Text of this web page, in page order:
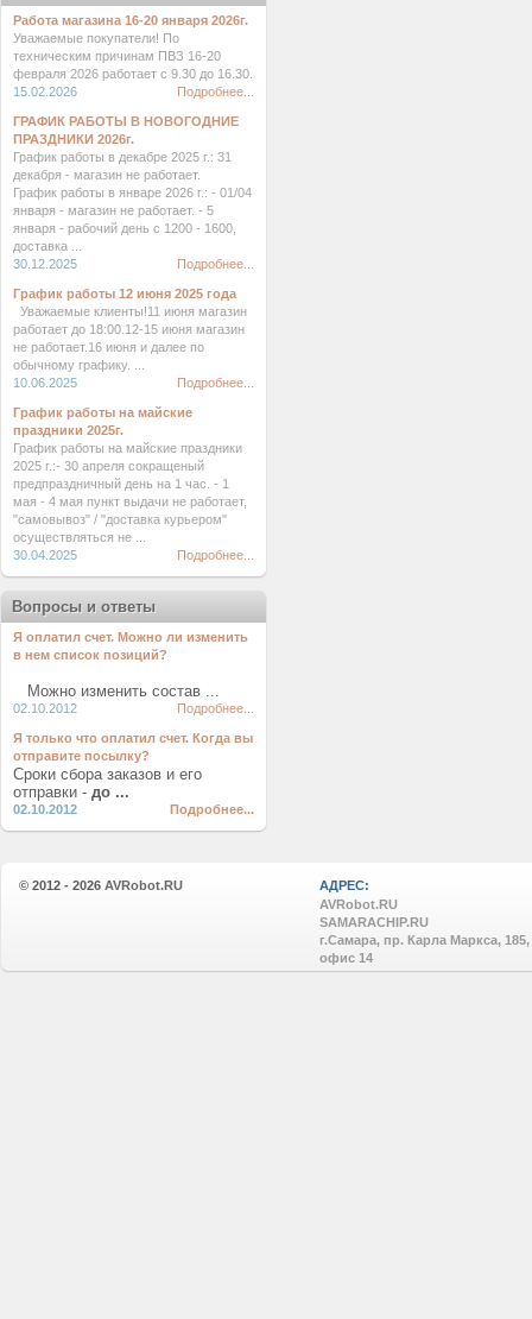
Работа магазина 16-20 января 2026г.
Уважаемые покупатели! По
техническим причинам ПВЗ 16-20
февраля 2026 работает с 9.30 до 16.30.
15.02.2026
Подробнее...
ГРАФИК РАБОТЫ В НОВОГОДНИЕ
ПРАЗДНИКИ 2026г.
График работы в декабре 2025 г.: 31
декабря - магазин не работает.
График работы в январе 2026 г.: - 01/04
января - магазин не работает. - 5
января - рабочий день с 1200 - 1600,
доставка ...
30.12.2025
Подробнее...
График работы 12 июня 2025 года
Уважаемые клиенты!11 июня магазин
работает до 18:00.12-15 июня магазин
не работает.16 июня и далее по
обычному графику. ...
10.06.2025
Подробнее...
График работы на майские
праздники 2025г.
График работы на майские праздники
2025 г.:- 30 апреля сокращеный
предпраздничный день на 1 час. - 1
мая - 4 мая пункт выдачи не работает,
"самовывоз" / "доставка курьером"
осуществляться не ...
30.04.2025
Подробнее...
Вопросы и ответы
Я оплатил счет. Можно ли изменить
в нем список позиций?
Можно изменить состав ...
02.10.2012 Подробнее...
Я только что оплатил счет. Когда вы
отправите посылку?
Сроки сбора заказов и его
отправки - до ...
02.10.2012 Подробнее...
© 2012 - 2026 AVRobot.RU
АДРЕС:
AVRobot.RU
SAMARACHIP.RU
г.Самара, пр. Карла Маркса, 185,
офис 14